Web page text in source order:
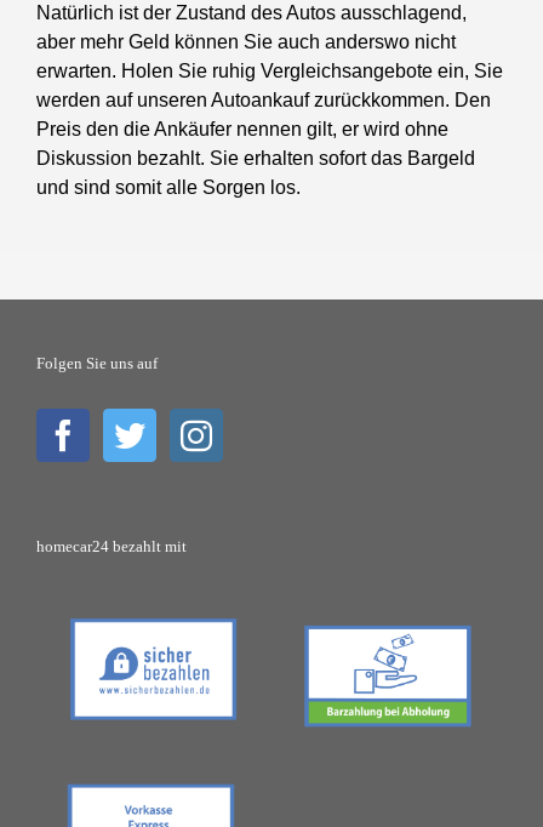
Natürlich ist der Zustand des Autos ausschlagend,
aber mehr Geld können Sie auch anderswo nicht
erwarten. Holen Sie ruhig Vergleichsangebote ein, Sie
werden auf unseren Autoankauf zurückkommen. Den
Preis den die Ankäufer nennen gilt, er wird ohne
Diskussion bezahlt. Sie erhalten sofort das Bargeld
und sind somit alle Sorgen los.
Folgen Sie uns auf
homecar24 bezahlt mit